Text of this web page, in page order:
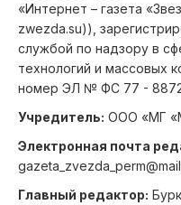
«Интернет – газета
zwezda.su)),
службой по надзору в
технологий и массовых
номер ЭЛ № ФС 77 -
Учредитель: ООО «МГ
Электронная почта
Главный редактор: